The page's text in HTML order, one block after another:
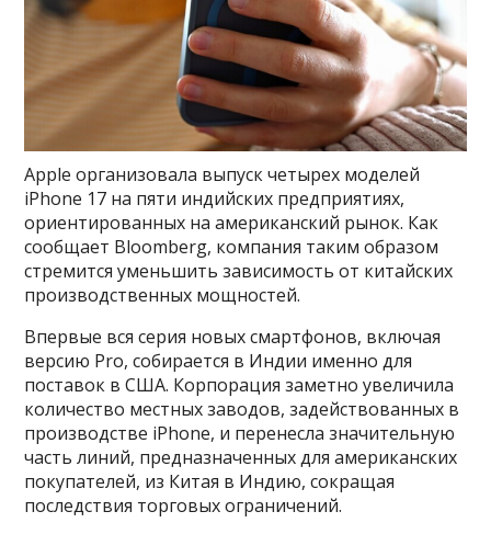
Apple организовала выпуск четырех моделей
iPhone 17 на пяти индийских предприятиях,
ориентированных на американский рынок. Как
сообщает Bloomberg, компания таким образом
стремится уменьшить зависимость от китайских
производственных мощностей.
Впервые вся серия новых смартфонов, включая
версию Pro, собирается в Индии именно для
поставок в США. Корпорация заметно увеличила
количество местных заводов, задействованных в
производстве iPhone, и перенесла значительную
часть линий, предназначенных для американских
покупателей, из Китая в Индию, сокращая
последствия торговых ограничений.